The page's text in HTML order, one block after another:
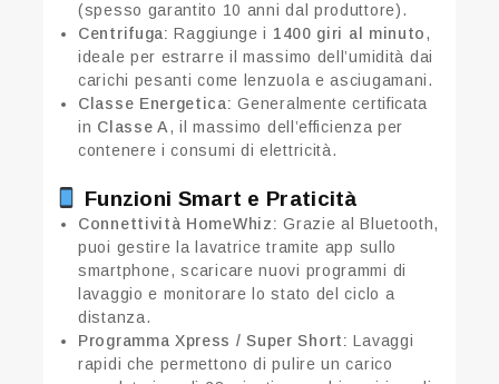
(spesso garantito 10 anni dal produttore).
Centrifuga: Raggiunge i 1400 giri al minuto,
ideale per estrarre il massimo dell’umidità dai
carichi pesanti come lenzuola e asciugamani.
Classe Energetica: Generalmente certificata
in Classe A, il massimo dell’efficienza per
contenere i consumi di elettricità.
Funzioni Smart e Praticità
Connettività HomeWhiz: Grazie al Bluetooth,
puoi gestire la lavatrice tramite app sullo
smartphone, scaricare nuovi programmi di
lavaggio e monitorare lo stato del ciclo a
distanza.
Programma Xpress / Super Short: Lavaggi
rapidi che permettono di pulire un carico